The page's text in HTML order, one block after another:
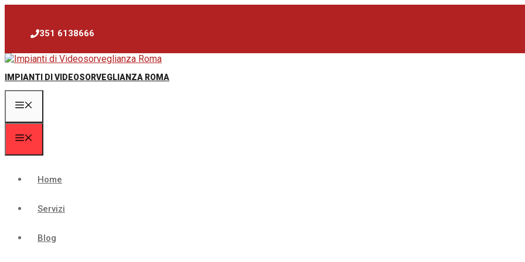
contenuto351 6138666
IMPIANTI DI VIDEOSORVEGLIANZA ROMA
Home
Servizi
Blog